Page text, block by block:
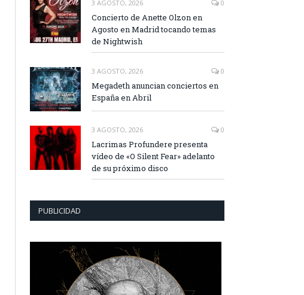
3 AGOSTO, 2026 0
Concierto de Anette Olzon en
Agosto en Madrid tocando temas
de Nightwish
3 AGOSTO, 2026 0
Megadeth anuncian conciertos en
España en Abril
3 AGOSTO, 2026 0
Lacrimas Profundere presenta
vídeo de «O Silent Fear» adelanto
de su próximo disco
PUBLICIDAD